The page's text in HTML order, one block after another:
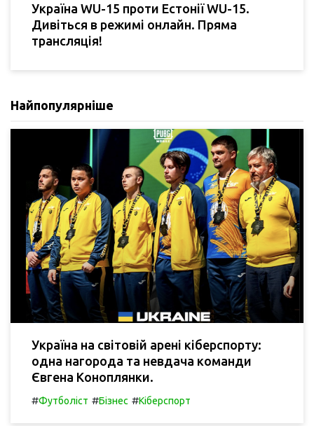
Україна WU-15 проти Естонії WU-15.
Дивіться в режимі онлайн. Пряма
трансляція!
Найпопулярніше
Україна на світовій арені кіберспорту:
одна нагорода та невдача команди
Євгена Коноплянки.
#Футболіст #Бізнес #Кіберспорт